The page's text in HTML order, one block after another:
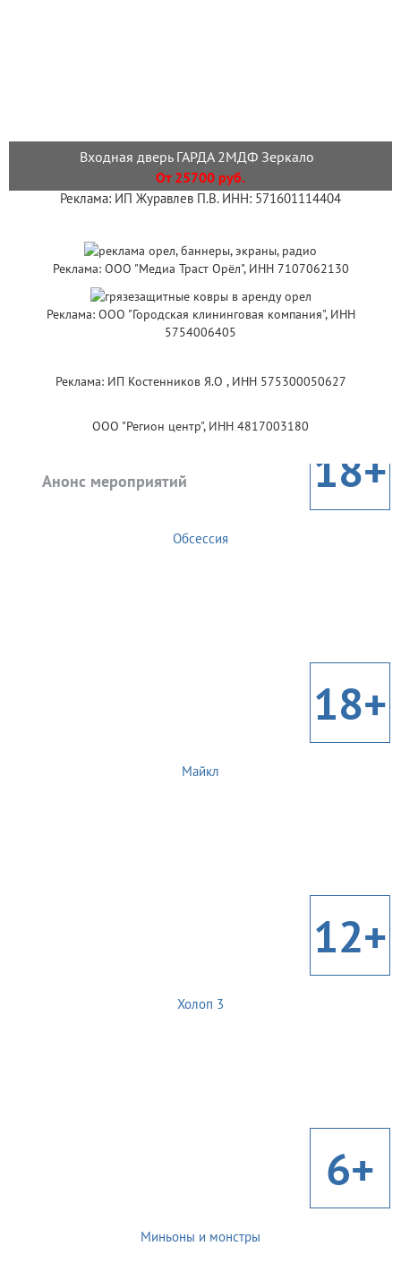
Входная дверь ГАРДА 2МДФ Зеркало
От 25700 руб.
Реклама: ИП Журавлев П.В. ИНН: 571601114404
Реклама: ООО "Медиа Траст Орёл", ИНН 7107062130
Реклама: ООО "Городская клининговая компания", ИНН
5754006405
Реклама: ИП Костенников Я.О , ИНН 575300050627
ООО "Регион центр", ИНН 4817003180
Анонс мероприятий 18+
Обсессия
18+
Майкл
12+
Холоп 3
6+
Миньоны и монстры